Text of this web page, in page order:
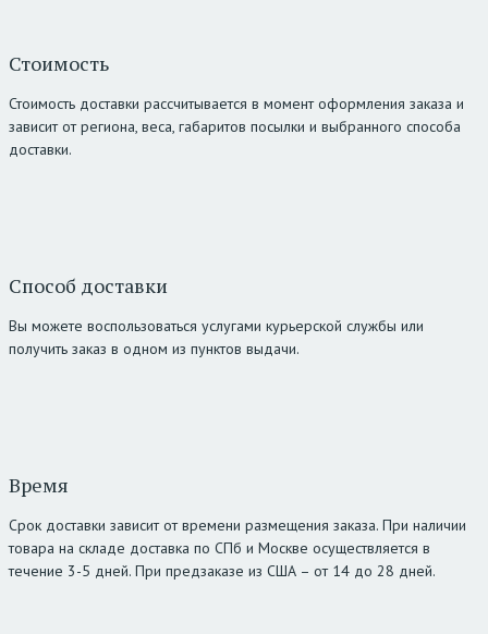
Стоимость
Стоимость доставки рассчитывается в момент оформления заказа и
зависит от региона, веса, габаритов посылки и выбранного способа
доставки.
Способ доставки
Вы можете воспользоваться услугами курьерской службы или
получить заказ в одном из пунктов выдачи.
Время
Срок доставки зависит от времени размещения заказа. При наличии
товара на складе доставка по СПб и Москве осуществляется в
течение 3-5 дней. При предзаказе из США – от 14 до 28 дней.